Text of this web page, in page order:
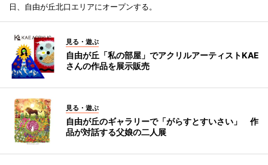
日、自由が丘北口エリアにオープンする。
見る・遊ぶ
自由が丘「私の部屋」でアクリルアーティストKAE
さんの作品を展示販売
見る・遊ぶ
自由が丘のギャラリーで「がらすとすいさい」 作
品が対話する父娘の二人展